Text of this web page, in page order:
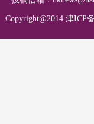
Copyright@2014 津ICP